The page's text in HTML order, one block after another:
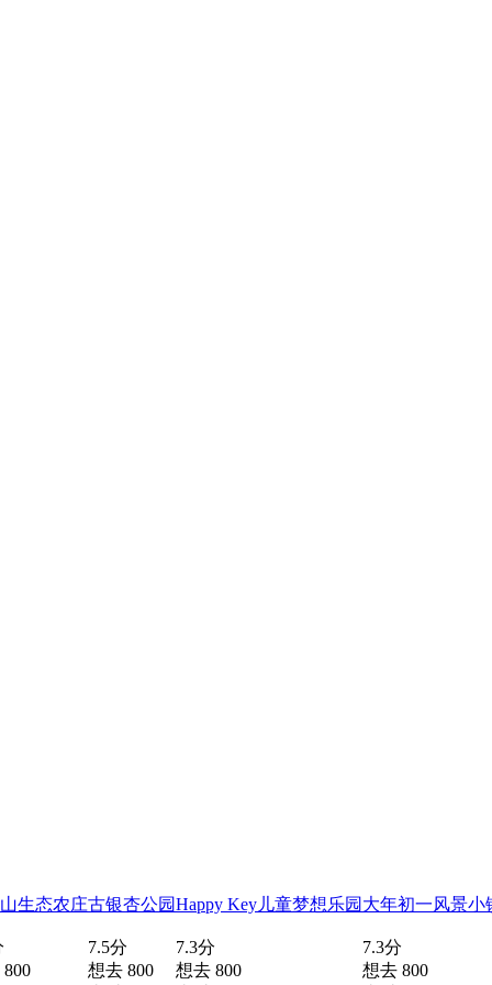
生态农庄古银杏公园
7.5分
想去 800
Happy Key儿童梦想乐园
7.3分
想去 800
大年初一风景小
7.3分
想去 800